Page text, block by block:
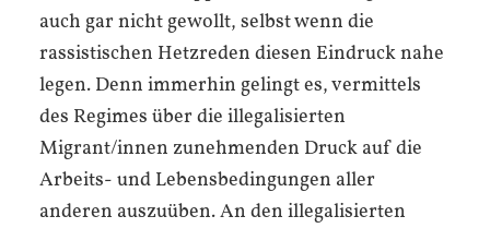
auch gar nicht gewollt, selbst wenn die
rassistischen Hetzreden diesen Eindruck nahe
legen. Denn immerhin gelingt es, vermittels
des Regimes über die illegalisierten
Migrant/innen zunehmenden Druck auf die
Arbeits- und Lebensbedingungen aller
anderen auszuüben. An den illegalisierten